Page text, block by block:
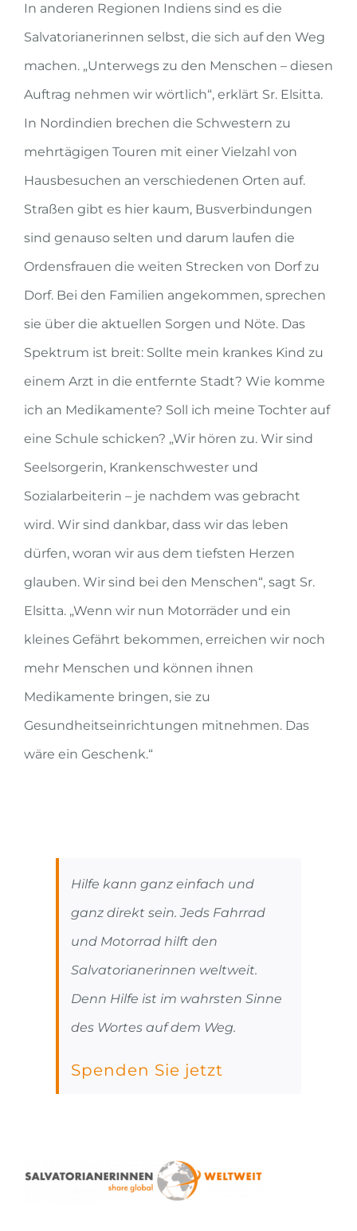
In anderen Regionen Indiens sind es die
Salvatorianerinnen selbst, die sich auf den Weg
machen. „Unterwegs zu den Menschen – diesen
Auftrag nehmen wir wörtlich“, erklärt Sr. Elsitta.
In Nordindien brechen die Schwestern zu
mehrtägigen Touren mit einer Vielzahl von
Hausbesuchen an verschiedenen Orten auf.
Straßen gibt es hier kaum, Busverbindungen
sind genauso selten und darum laufen die
Ordensfrauen die weiten Strecken von Dorf zu
Dorf. Bei den Familien angekommen, sprechen
sie über die aktuellen Sorgen und Nöte. Das
Spektrum ist breit: Sollte mein krankes Kind zu
einem Arzt in die entfernte Stadt? Wie komme
ich an Medikamente? Soll ich meine Tochter auf
eine Schule schicken? „Wir hören zu. Wir sind
Seelsorgerin, Krankenschwester und
Sozialarbeiterin – je nachdem was gebracht
wird. Wir sind dankbar, dass wir das leben
dürfen, woran wir aus dem tiefsten Herzen
glauben. Wir sind bei den Menschen“, sagt Sr.
Elsitta. „Wenn wir nun Motorräder und ein
kleines Gefährt bekommen, erreichen wir noch
mehr Menschen und können ihnen
Medikamente bringen, sie zu
Gesundheitseinrichtungen mitnehmen. Das
wäre ein Geschenk.“
Hilfe kann ganz einfach und
ganz direkt sein. Jeds Fahrrad
und Motorrad hilft den
Salvatorianerinnen weltweit.
Denn Hilfe ist im wahrsten Sinne
des Wortes auf dem Weg.
Spenden Sie jetzt